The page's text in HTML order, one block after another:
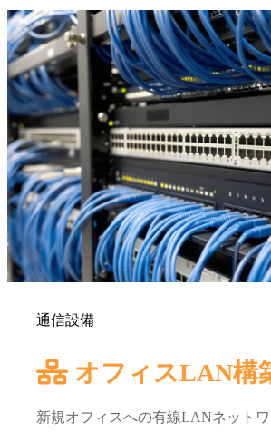
通信設備
オフィスLAN構
新規オフィスへの有線LANネット